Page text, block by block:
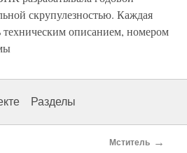
скрупулезностью. Каждая
техническим описанием, номером
Разделы
Мститель →